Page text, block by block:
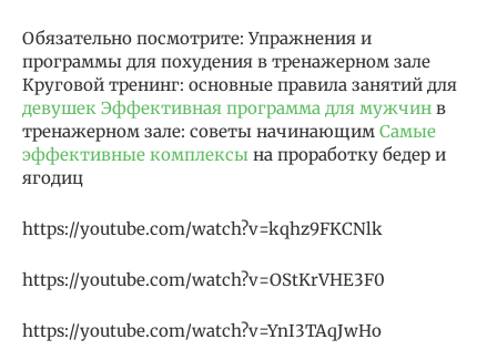
Обязательно посмотрите: Упражнения и
программы для похудения в тренажерном зале
Круговой тренинг: основные правила занятий для
девушек Эффективная программа для мужчин в
тренажерном зале: советы начинающим Самые
эффективные комплексы на проработку бедер и
ягодиц
https://youtube.com/watch?v=kqhz9FKCNlk
https://youtube.com/watch?v=OStKrVHE3F0
https://youtube.com/watch?v=YnI3TAqJwHo